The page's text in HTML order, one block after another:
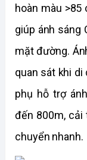
hoàn màu
giúp ánh sáng
mặt đường.
quan sát khi di
phụ hỗ trợ
đến 800m, cải
chuyển nhanh.